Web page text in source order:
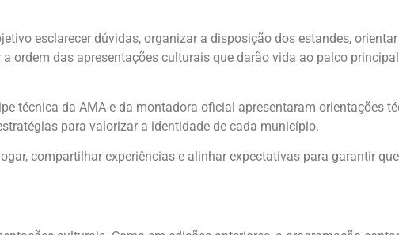
esclarecer dúvidas, organizar a disposição dos estandes,
a ordem das apresentações culturais que darão vida ao palco
técnica da AMA e da montadora oficial apresentaram orientações
para valorizar a identidade de cada município.
compartilhar experiências e alinhar expectativas para garantir